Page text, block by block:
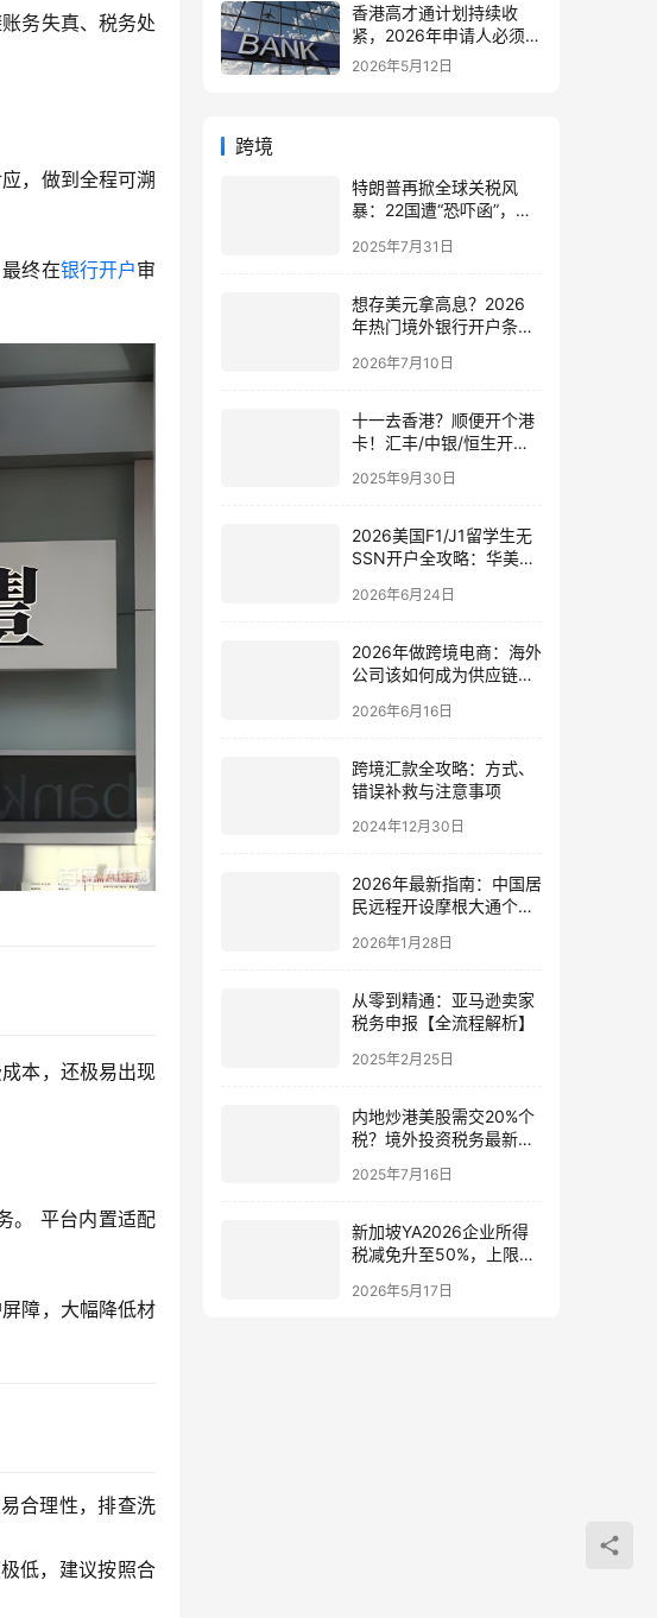
务失真、税务处
，做到全程可溯
终在银行开户审
本，还极易出现
。 平台内置适配
障，大幅降低材
合理性，排查洗
低，建议按照合
香港高才通计划持续收
紧，2026年申请人必须注
意的7个关键变化！附最
2026年5月12日
跨境
特朗普再掀全球关税风
暴：22国遭“恐吓函”，巴
震荡加剧
2025年7月31日
想存美元拿高息？2026
年热门境外银行开户条
2026年7月10日
十一去香港？顺便开个港
卡！汇丰/中银/恒生开户
间）
2025年9月30日
2026美国F1/J1留学生无
SSN开户全攻略：华美
避坑指南
2026年6月24日
2026年做跨境电商：海外
公司该如何成为供应链与
2026年6月16日
跨境汇款全攻略：方式、
错误补救与注意事项
2024年12月30日
2026年最新指南：中国居
民远程开设摩根大通个人
政策）
2026年1月28日
从零到精通：亚马逊卖家
税务申报【全流程解析】
2025年2月25日
内地炒港美股需交20%个
税？境外投资税务最新政
2025年7月16日
新加坡YA2026企业所得
税减免升至50%，上限4
开户指南
2026年5月17日